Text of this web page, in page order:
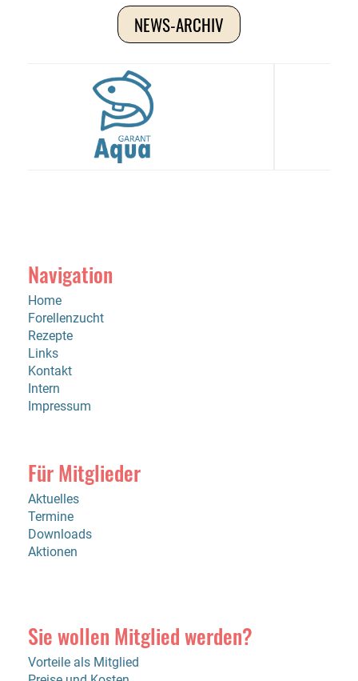
NEWS-ARCHIV
Navigation
Home
Forellenzucht
Rezepte
Links
Kontakt
Intern
Impressum
Für Mitglieder
Aktuelles
Termine
Downloads
Aktionen
Sie wollen Mitglied werden?
Vorteile als Mitglied